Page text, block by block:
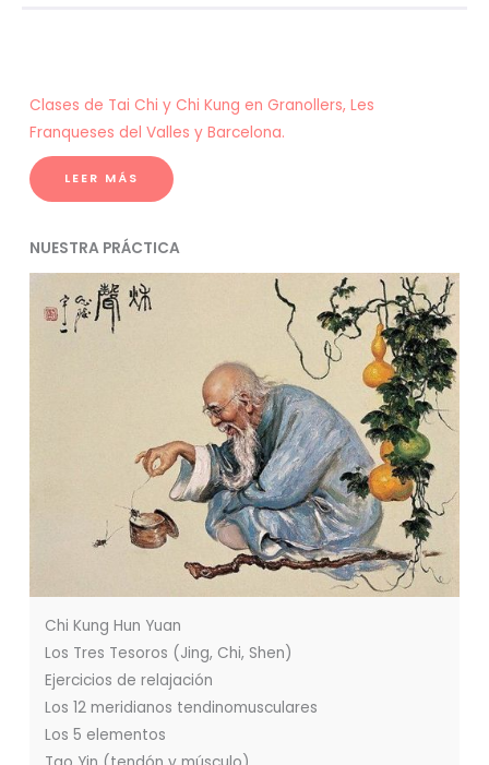
Clases de Tai Chi y Chi Kung en Granollers, Les
Franqueses del Valles y Barcelona.
LEER MÁS
NUESTRA PRÁCTICA
Chi Kung Hun Yuan
Los Tres Tesoros (Jing, Chi, Shen)
Ejercicios de relajación
Los 12 meridianos tendinomusculares
Los 5 elementos